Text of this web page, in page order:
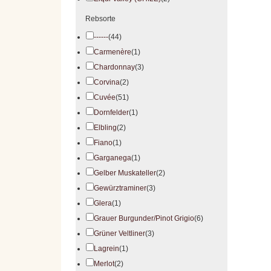
Rebsorte
------(44)
Carmenère(1)
Chardonnay(3)
Corvina(2)
Cuvée(51)
Dornfelder(1)
Elbling(2)
Fiano(1)
Garganega(1)
Gelber Muskateller(2)
Gewürztraminer(3)
Glera(1)
Grauer Burgunder/Pinot Grigio(6)
Grüner Veltliner(3)
Lagrein(1)
Merlot(2)